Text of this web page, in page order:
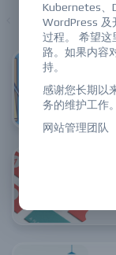
智能推荐
Kubernetes、
WordPress 及
过程。 希望这
路。如果内容
持。
感谢您长期以
务的维护工作。
网站管理团队